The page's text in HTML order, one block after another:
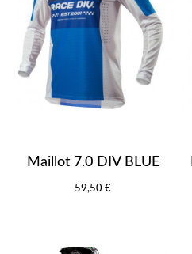
Maillot 7.0 DIV BLUE
59,50 €